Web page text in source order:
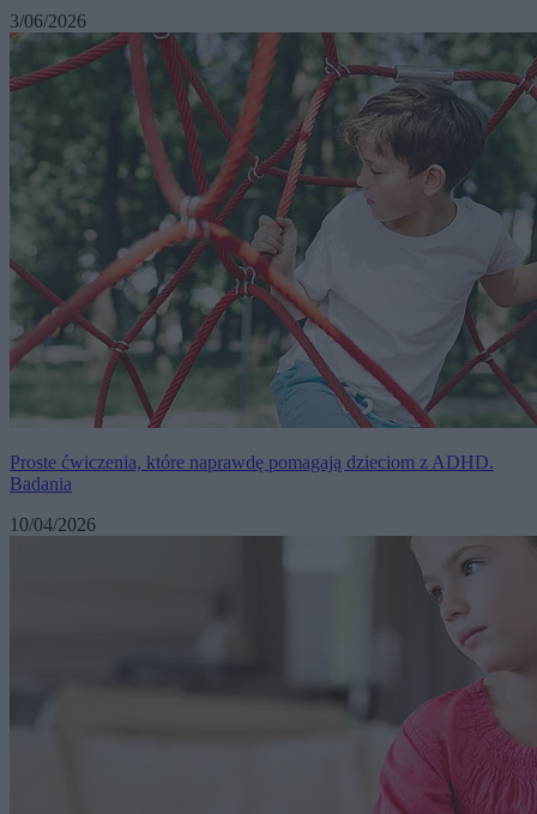
3/06/2026
Proste ćwiczenia, które naprawdę pomagają dzieciom z ADHD.
Badania
10/04/2026